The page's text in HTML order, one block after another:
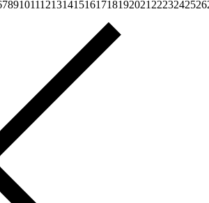
789101112131415161718192021 2223242526